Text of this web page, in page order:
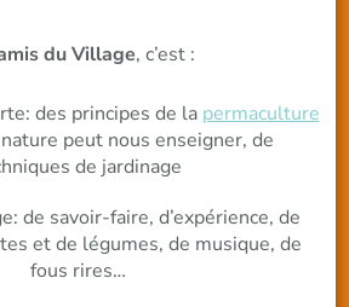
du Village, c’est :
des principes de la permaculture
peut nous enseigner, de
de jardinage
de savoir-faire, d’expérience, de
et de légumes, de musique, de
fous rires…